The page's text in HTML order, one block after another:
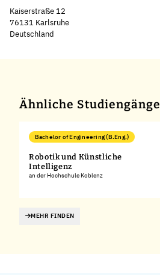
Kaiserstraße 12
76131 Karlsruhe
Deutschland
Ähnliche Studiengänge
Bachelor of Engineering (B.Eng.)
Robotik und Künstliche
Intelligenz
an der Hochschule Koblenz
MEHR FINDEN